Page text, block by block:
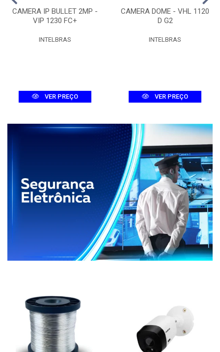
CAMERA IP BULLET 2MP -
VIP 1230 FC+
INTELBRAS
VER PREÇO
CAMERA DOME - VHL 1120
D G2
INTELBRAS
VER PREÇO